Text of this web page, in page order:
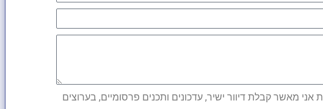
מאשר קבלת דיוור ישיר, עדכונים ותכנים פרסומיים, בערוצים